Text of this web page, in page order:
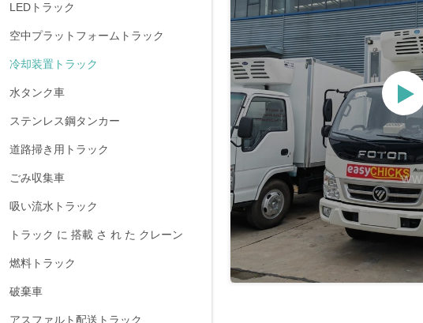
LEDトラック
空中プラットフォームトラック
冷却装置トラック
水タンク車
ステンレス鋼タンカー
道路掃き用トラック
ごみ収集車
吸い流水トラック
トラック に 搭載 さ れ た クレーン
燃料トラック
破棄車
アスファルト配送トラック